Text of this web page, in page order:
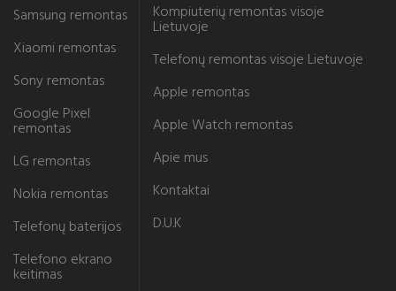
Samsung remontas
Xiaomi remontas
Sony remontas
Google Pixel
remontas
LG remontas
Nokia remontas
Telefonų baterijos
Telefono ekrano
keitimas
Kompiuterių remontas visoje
Lietuvoje
Telefonų remontas visoje Lietuvoje
Apple remontas
Apple Watch remontas
Apie mus
Kontaktai
D.U.K